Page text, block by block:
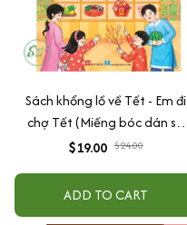
Sách khổng lồ về Tết - Em đi
chợ Tết (Miếng bóc dán sử
dụng nhiều lần) - Đinh Tị Books
$19.00 $24.00
ADD TO CART